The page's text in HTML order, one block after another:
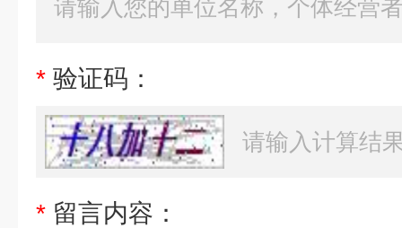
* 验证码：
* 留言内容：